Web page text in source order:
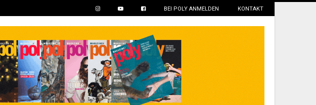
BEI POLY ANMELDEN KONTAKT